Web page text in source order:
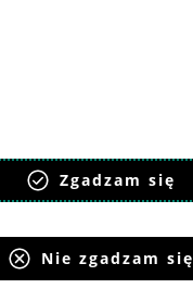
Zgadzam się
Nie zgadzam się